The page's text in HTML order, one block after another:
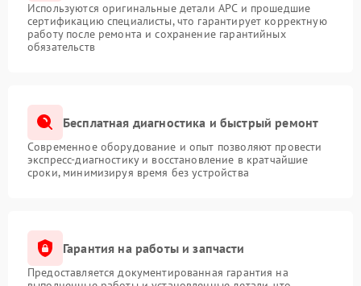
Используются оригинальные детали APC и прошедшие
сертификацию специалисты, что гарантирует корректную
работу после ремонта и сохранение гарантийных
обязательств
Бесплатная диагностика и быстрый ремонт
Современное оборудование и опыт позволяют провести
экспресс-диагностику и восстановление в кратчайшие
сроки, минимизируя время без устройства
Гарантия на работы и запчасти
Предоставляется документированная гарантия на